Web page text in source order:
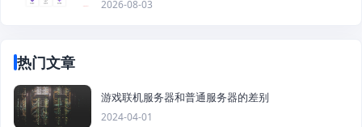
2026-08-03
热门文章
游戏联机服务器和普通服务器的差别
2024-04-01